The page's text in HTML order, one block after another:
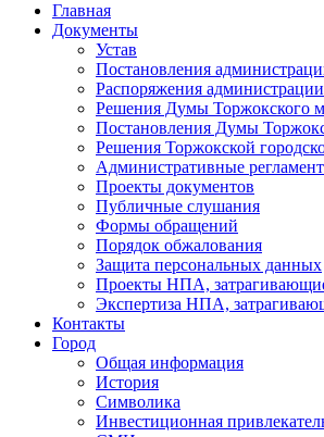
Главная
Документы
Устав
Постановления
Распоряжения администрации
Решения Думы Торжокского
Постановления Думы
Решения Торжокской
Административные
Проекты документов
Публичные слушания
Формы обращений
Порядок обжалования
Защита персональных данных
Проекты НПА, затрагивающие
Экспертиза НПА,
Контакты
Город
Общая информация
История
Символика
Инвестиционная